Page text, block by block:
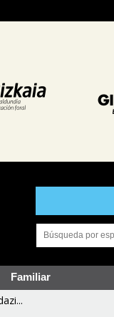
Familiar